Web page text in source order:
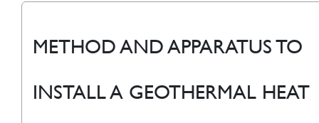
METHOD AND APPARATUS TO
INSTALL A GEOTHERMAL HEAT